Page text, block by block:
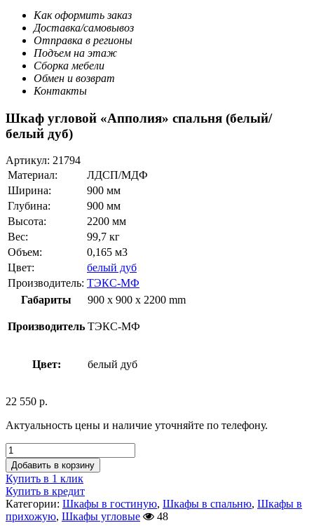
Как оформить заказ
Доставка/самовывоз
Отправка в регионы
Подъем на этаж
Сборка мебели
Обмен и возврат
Контакты
Шкаф угловой «Апполия» спальня (белый/
белый дуб)
Артикул: 21794
Материал:
ЛДСП/МДФ
Ширина:
900 мм
Глубина:
900 мм
Высота:
2200 мм
Вес:
99,7 кг
Объем:
0,165 м3
Цвет:
белый дуб
Производитель: ТЭКС-МФ
Габариты
900 x 900 x 2200 mm
Производитель ТЭКС-МФ
Цвет: белый дуб
22 550 р.
Актуальность цены и наличие уточняйте по телефону.
Добавить в корзину
Купить в 1 клик
Купить в кредит
Категории: Шкафы в гостиную, Шкафы в спальню, Шкафы в
прихожую, Шкафы угловые
48